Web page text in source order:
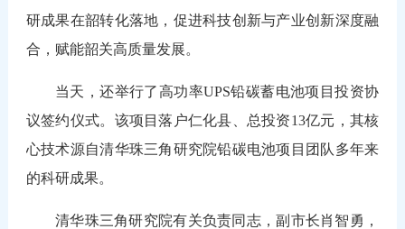
研成果在韶转化落地，促进科技创新与产业创新深度融
合，赋能韶关高质量发展。
当天，还举行了高功率UPS铅碳蓄电池项目投资协
议签约仪式。该项目落户仁化县、总投资13亿元，其核
心技术源自清华珠三角研究院铅碳电池项目团队多年来
的科研成果。
清华珠三角研究院有关负责同志，副市长肖智勇，